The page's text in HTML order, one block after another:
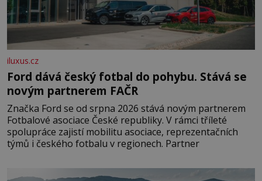
iluxus.cz
Ford dává český fotbal do pohybu. Stává se
novým partnerem FAČR
Značka Ford se od srpna 2026 stává novým partnerem
Fotbalové asociace České republiky. V rámci tříleté
spolupráce zajistí mobilitu asociace, reprezentačních
týmů i českého fotbalu v regionech. Partner